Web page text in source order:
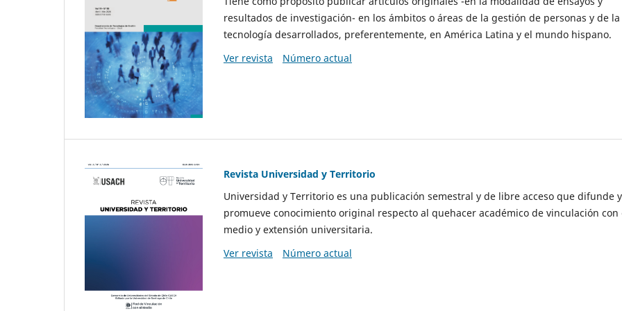
resultados de investigación- en los ámbitos o áreas de la gestión de personas y de la
tecnología desarrollados, preferentemente, en América Latina y el mundo hispano.
Ver revista
Número actual
Revista Universidad y Territorio
Universidad y Territorio es una publicación semestral y de libre acceso que difunde y
promueve conocimiento original respecto al quehacer académico de vinculación con
medio y extensión universitaria.
Ver revista
Número actual